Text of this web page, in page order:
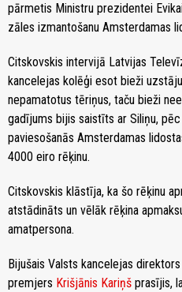
pārmetis Ministru prezidentei
zāles izmantošanu Amsterdamas
Citskovskis intervijā Latvijas
kancelejas kolēģi esot bieži
nepamatotus tēriņus, taču bieži
gadījums bijis saistīts ar Siliņu,
paviesošanās Amsterdamas
4000 eiro rēķinu.
Citskovskis klāstīja, ka šo rēķinu
atstādināts un vēlāk rēķina
amatpersona.
Bijušais Valsts kancelejas
premjers Krišjānis Kariņš prasījis,